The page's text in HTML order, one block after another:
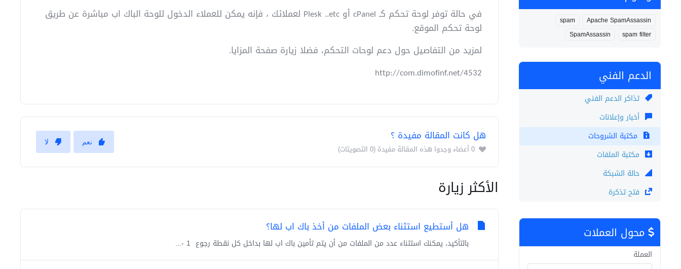
Apache SpamAssassin
spam
spam filter
SpamAssassin
الدعم الفني
تذاكر الدعم الفني
أخبار وإعلانات
مكتبة الشروحات
مكتبة الملفات
حالة الشبكة
فتح تذكرة
محول العملات
العملة
في حالة توفر لوحة تحكم كـ cPanel أو Plesk ..etc لعملائك ، فإنه يمكن للعملاء الدخول للوحة الباك اب مباشرة عن طريق
لوحة تحكم الموقع.
لمزيد من التفاصيل حول دعم لوحات التحكم، فضلا زيارة صفحة المزايا.
http://com.dimofinf.net/4532
هل كانت المقالة مفيدة ؟
0 أعضاء وجدوا هذه المقالة مفيدة (0 التصويتات)
نعم لا
الأكثر زيارة
هل أستطيع استثناء بعض الملفات من أخذ باك اب لها؟
بالتأكيد، يمكنك استثناء عدد من الملفات من أن يتم تأمين باك اب لها بداخل كل نقطة رجوع 1 -...